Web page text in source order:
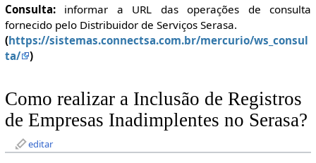
Consulta:informar a URL das operações de consulta
fornecido pelo Distribuidor de Serviços Serasa.
(https://sistemas.connectsa.com.br/mercurio/ws_consul
ta/
)
Como realizar a Inclusão de Registros
de Empresas Inadimplentes no Serasa?
editar